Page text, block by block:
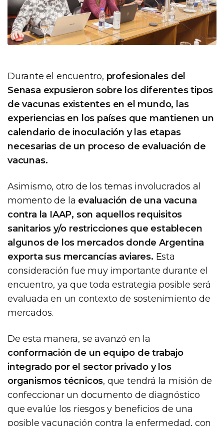
Durante el encuentro, profesionales del
Senasa expusieron sobre los diferentes tipos
de vacunas existentes en el mundo, las
experiencias en los países que mantienen un
calendario de inoculación y las etapas
necesarias de un proceso de evaluación de
vacunas.
Asimismo, otro de los temas involucrados al
momento de la evaluación de una vacuna
contra la IAAP, son aquellos requisitos
sanitarios y/o restricciones que establecen
algunos de los mercados donde Argentina
exporta sus mercancías aviares. Esta
consideración fue muy importante durante el
encuentro, ya que toda estrategia posible será
evaluada en un contexto de sostenimiento de
mercados.
De esta manera, se avanzó en la
conformación de un equipo de trabajo
integrado por el sector privado y los
organismos técnicos, que tendrá la misión de
confeccionar un documento de diagnóstico
que evalúe los riesgos y beneficios de una
posible vacunación contra la enfermedad, con